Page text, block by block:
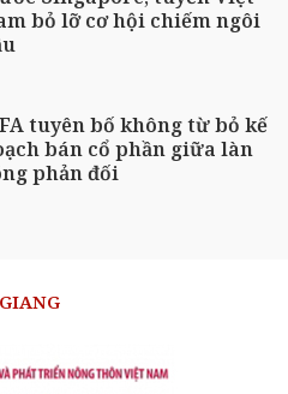
bỏ lỡ cơ hội chiếm ngôi
tuyên bố không từ bỏ kế
bán cổ phần giữa làn
phản đối